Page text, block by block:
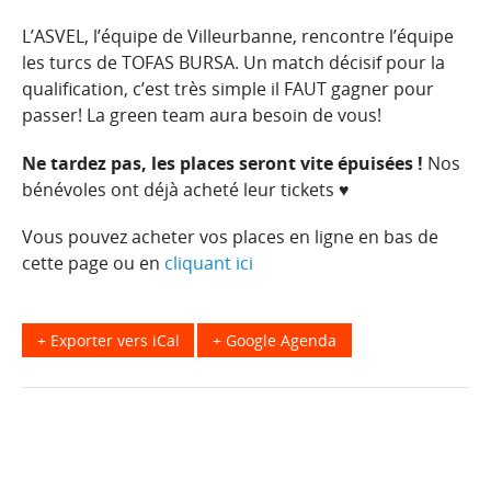
L’ASVEL, l’équipe de Villeurbanne, rencontre l’équipe
les turcs de TOFAS BURSA. Un match décisif pour la
qualification, c’est très simple il FAUT gagner pour
passer! La green team aura besoin de vous!
Ne tardez pas, les places seront vite épuisées ! Nos
bénévoles ont déjà acheté leur tickets ♥
Vous pouvez acheter vos places en ligne en bas de
cette page ou en cliquant ici
+ Google Agenda
+ Exporter vers iCal